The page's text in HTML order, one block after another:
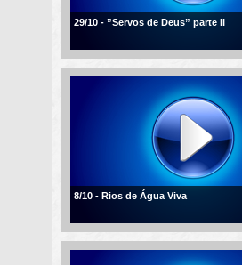
29/10 - ”Servos de Deus” parte II
8/10 - Rios de Água Viva